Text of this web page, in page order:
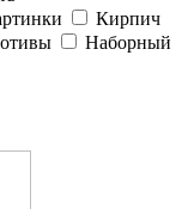
Кирпич
Наборный